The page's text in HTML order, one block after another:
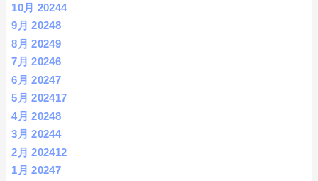
10月 20244
9月 20248
8月 20249
7月 20246
6月 20247
5月 202417
4月 20248
3月 20244
2月 202412
1月 20247